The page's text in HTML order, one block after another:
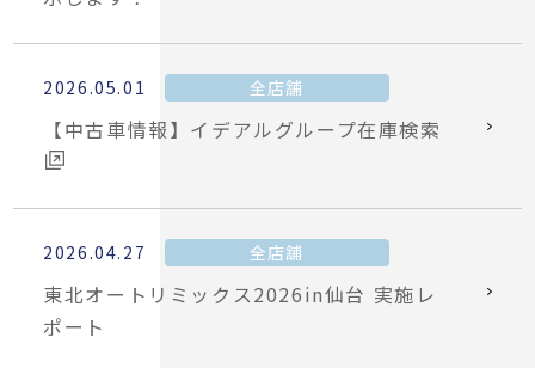
2026.05.01 全店舗
【中古車情報】イデアルグループ在庫検索
2026.04.27 全店舗
東北オートリミックス2026in仙台 実施レ
ポート